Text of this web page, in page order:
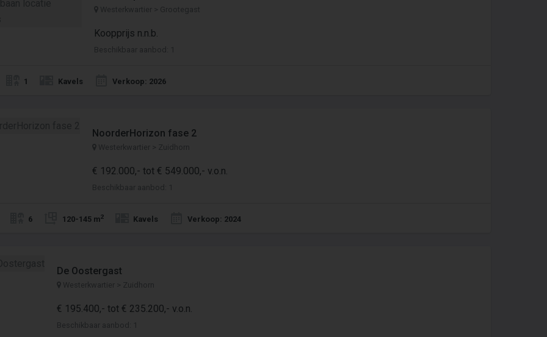
Westerkwartier > Grootegast
Koopprijs n.n.b.
Beschikbaar aanbod: 1
1 Kavels Verkoop: 2026
NoorderHorizon fase 2
Westerkwartier > Zuidhorn
€ 192.000,- tot € 549.000,- v.o.n.
Beschikbaar aanbod: 1
6 120-145 m2 Kavels Verkoop: 2024
De Oostergast
Westerkwartier > Zuidhorn
€ 195.400,- tot € 235.200,- v.o.n.
Beschikbaar aanbod: 1